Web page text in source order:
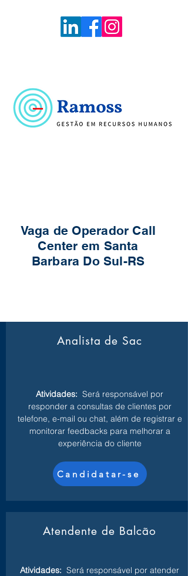
Vaga de Operador Call
Center em Santa
Barbara Do Sul-RS
Analista de Sac
Atividades: Será responsável por
responder a consultas de clientes por
telefone, e-mail ou chat, além de registrar e
monitorar feedbacks para melhorar a
experiência do cliente
Candidatar-se
Atendente de Balcão
Atividades: Será responsável por atender